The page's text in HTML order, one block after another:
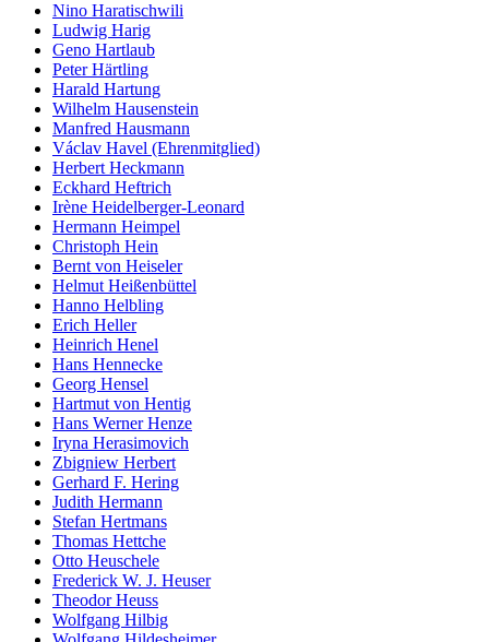
Nino Haratischwili
Ludwig Harig
Geno Hartlaub
Peter Härtling
Harald Hartung
Wilhelm Hausenstein
Manfred Hausmann
Václav Havel (Ehrenmitglied)
Herbert Heckmann
Eckhard Heftrich
Irène Heidelberger-Leonard
Hermann Heimpel
Christoph Hein
Bernt von Heiseler
Helmut Heißenbüttel
Hanno Helbling
Erich Heller
Heinrich Henel
Hans Hennecke
Georg Hensel
Hartmut von Hentig
Hans Werner Henze
Iryna Herasimovich
Zbigniew Herbert
Gerhard F. Hering
Judith Hermann
Stefan Hertmans
Thomas Hettche
Otto Heuschele
Frederick W. J. Heuser
Theodor Heuss
Wolfgang Hilbig